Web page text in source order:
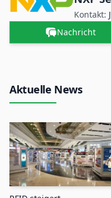
Kontakt:
Nachricht
Aktuelle News